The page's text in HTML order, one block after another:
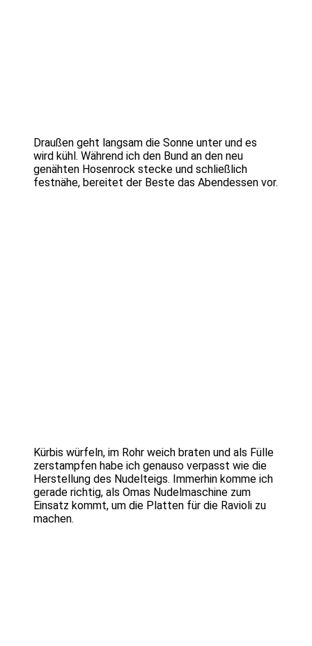
Draußen geht langsam die Sonne unter und es
wird kühl. Während ich den Bund an den neu
genähten Hosenrock stecke und schließlich
festnähe, bereitet der Beste das Abendessen vor.
Kürbis würfeln, im Rohr weich braten und als Fülle
zerstampfen habe ich genauso verpasst wie die
Herstellung des Nudelteigs. Immerhin komme ich
gerade richtig, als Omas Nudelmaschine zum
Einsatz kommt, um die Platten für die Ravioli zu
machen.